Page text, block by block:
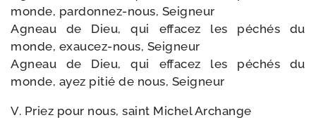
monde, pardonnez-​nous, Seigneur
Agneau de Dieu, qui effa­cez les péchés du
monde, exaucez-​nous, Seigneur
Agneau de Dieu, qui effa­cez les péchés du
monde, ayez pitié de nous, Seigneur
V. Priez pour nous, saint Michel Archange